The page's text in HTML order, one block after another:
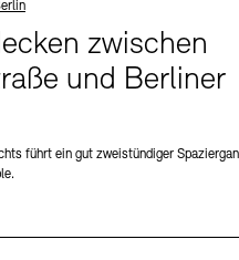
zwischen
und Berliner
führt ein gut zweistündiger